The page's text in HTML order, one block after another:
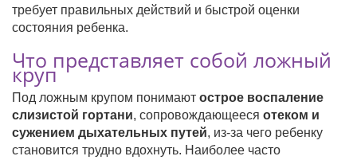
требует правильных действий и быстрой оценки
состояния ребенка.
Что представляет собой ложный
круп
Под ложным крупом понимают острое воспаление
слизистой гортани, сопровождающееся отеком и
сужением дыхательных путей, из-за чего ребенку
становится трудно вдохнуть. Наиболее часто